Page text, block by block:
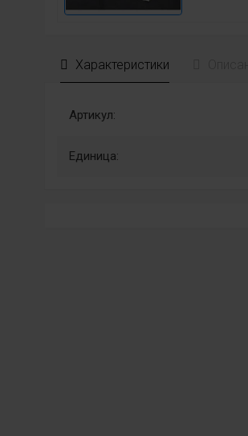
Характеристики
Артикул:
Единица: